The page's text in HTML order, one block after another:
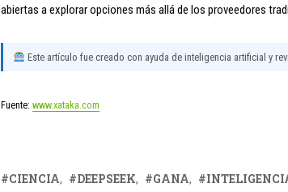
abiertas a explorar opciones más allá de los proveedores
Este artículo fue creado con ayuda de inteligencia artificial y
Fuente: www.xataka.com
CIENCIA DEEPSEEK GANA